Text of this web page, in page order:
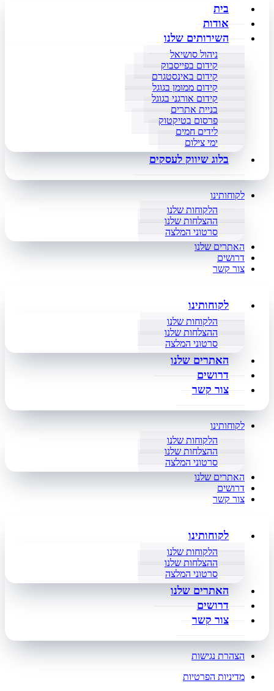
בית
אודות
השירותים שלנו
ניהול סושיאל
קידום בפייסבוק
קידום באינסטגרם
קידום ממומן בגוגל
קידום אורגני בגוגל
בניית אתרים
פרסום בטיקטוק
לידים חמים
ימי צילום
בלוג שיווק לעסקים
לקוחותינו
הלקוחות שלנו
ההצלחות שלנו
סרטוני המלצה
האתרים שלנו
דרושים
צור קשר
לקוחותינו
הלקוחות שלנו
ההצלחות שלנו
סרטוני המלצה
האתרים שלנו
דרושים
צור קשר
לקוחותינו
הלקוחות שלנו
ההצלחות שלנו
סרטוני המלצה
האתרים שלנו
דרושים
צור קשר
לקוחותינו
הלקוחות שלנו
ההצלחות שלנו
סרטוני המלצה
האתרים שלנו
דרושים
צור קשר
הצהרת נגישות
מדיניות הפרטיות